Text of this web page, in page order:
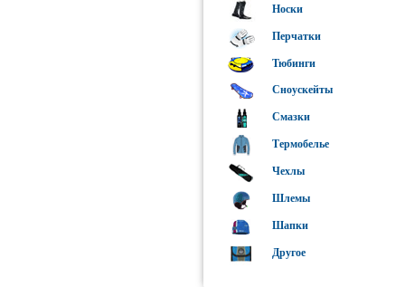
Носки
Перчатки
Тюбинги
Сноускейты
Смазки
Термобелье
Чехлы
Шлемы
Шапки
Другое